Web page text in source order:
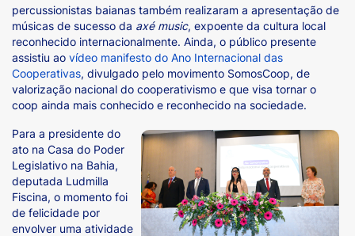
percussionistas baianas também realizaram a apresentação de
músicas de sucesso da axé music, expoente da cultura local
reconhecido internacionalmente. Ainda, o público presente
assistiu ao vídeo manifesto do Ano Internacional das
Cooperativas, divulgado pelo movimento SomosCoop, de
valorização nacional do cooperativismo e que visa tornar o
coop ainda mais conhecido e reconhecido na sociedade.
Para a presidente do
ato na Casa do Poder
Legislativo na Bahia,
deputada Ludmilla
Fiscina, o momento foi
de felicidade por
envolver uma atividade